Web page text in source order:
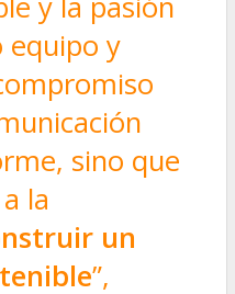
equipo y
sino que
la
un
”,